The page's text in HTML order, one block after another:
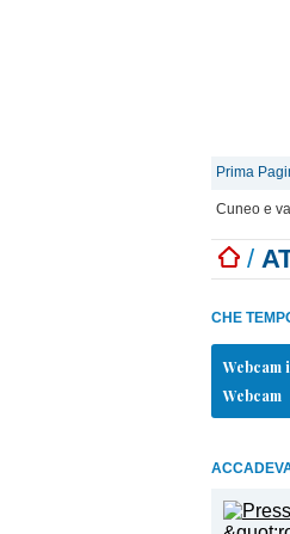
Prima
Cuneo e
/
CHE
Webcam
Webcam